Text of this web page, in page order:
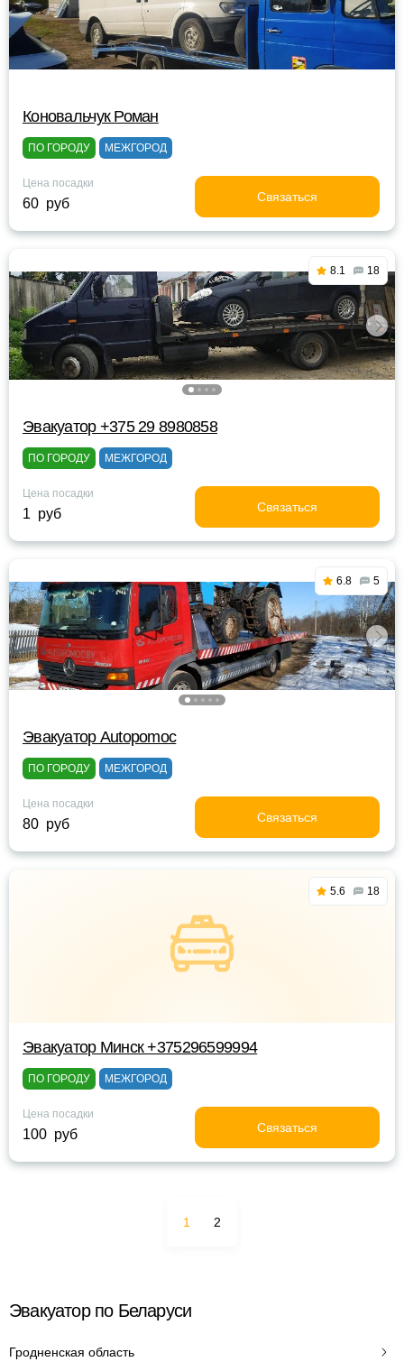
Коновальчук Роман
ПО ГОРОДУ МЕЖГОРОД
Цена посадки
60 руб Связаться
8.1 18
Эвакуатор +375 29 8980858
ПО ГОРОДУ МЕЖГОРОД
Цена посадки
1 руб Связаться
6.8 5
Эвакуатор Autopomoc
ПО ГОРОДУ МЕЖГОРОД
Цена посадки
80 руб Связаться
5.6 18
Эвакуатор Минск +375296599994
ПО ГОРОДУ МЕЖГОРОД
Цена посадки
100 руб Связаться
1 2
Эвакуатор по Беларуси
Гродненская область